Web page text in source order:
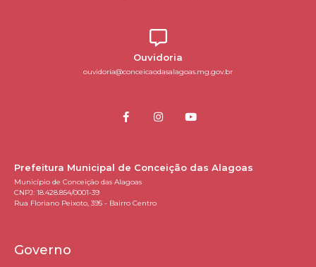
Ouvidoria
ouvidoria@conceicaodasalagoas.mg.gov.br
Prefeitura Municipal de Conceição das Alagoas
Município de Conceição das Alagoas
CNPJ: 18.428.854/0001-39
Rua Floriano Peixoto, 395 - Bairro Centro
Governo